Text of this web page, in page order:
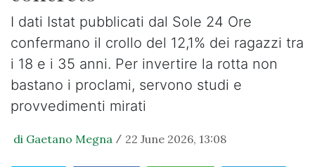
I dati Istat pubblicati dal Sole 24 Ore
confermano il crollo del 12,1% dei ragazzi tra
i 18 e i 35 anni. Per invertire la rotta non
bastano i proclami, servono studi e
provvedimenti mirati
di Gaetano Megna / 22 June 2026, 13:08